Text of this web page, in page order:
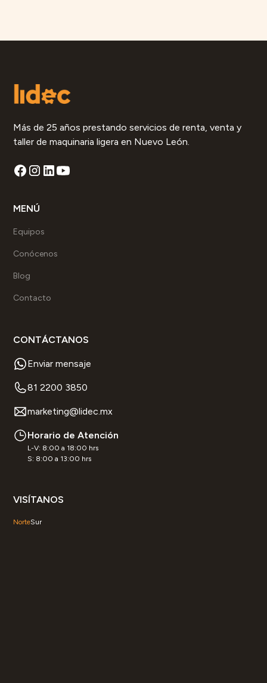
Más de 25 años prestando servicios de renta, venta y
taller de maquinaria ligera en Nuevo León.
MENÚ
Equipos
Conócenos
Blog
Contacto
CONTÁCTANOS
Enviar mensaje
81 2200 3850
marketing@lidec.mx
Horario de Atención
L-V: 8:00 a 18:00 hrs
S: 8:00 a 13:00 hrs
VISÍTANOS
NorteSur